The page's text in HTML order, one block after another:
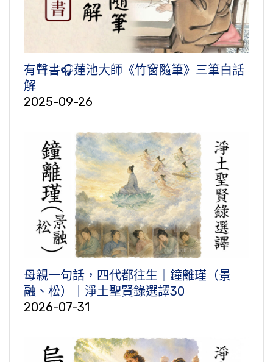
有聲書🎧蓮池大師《竹窗隨筆》三筆白話
解
2025-09-26
母親一句話，四代都往生｜鐘離瑾（景
融、松）｜淨土聖賢錄選譯30
2026-07-31